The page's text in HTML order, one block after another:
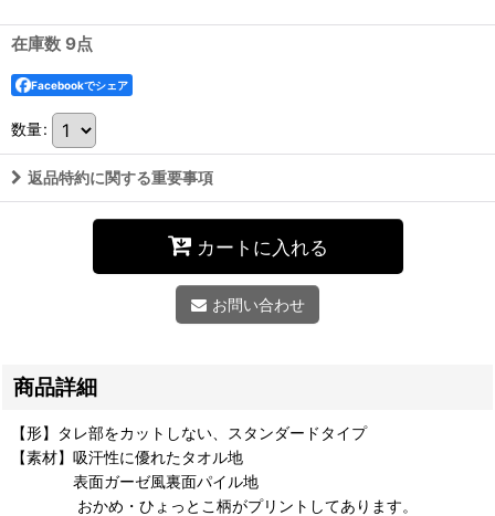
在庫数 9点
Facebookでシェア
数量:
返品特約に関する重要事項
カートに入れる
お問い合わせ
商品詳細
【形】タレ部をカットしない、スタンダードタイプ
【素材】吸汗性に優れたタオル地
表面ガーゼ風裏面パイル地
おかめ・ひょっとこ柄がプリントしてあります。